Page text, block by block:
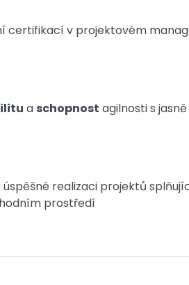
certifikací v projektovém
a schopnost agilnosti s
úspěšné realizaci projektů
prostředí